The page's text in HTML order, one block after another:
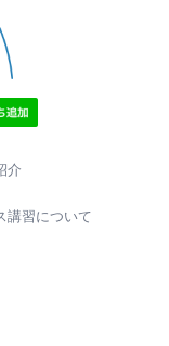
介
講習について